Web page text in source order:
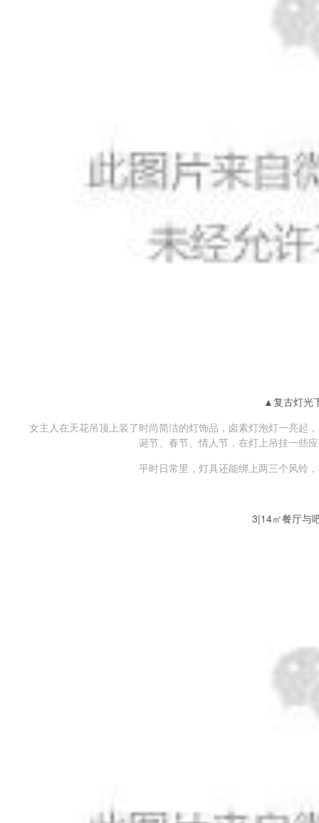
▲复古灯光
女主人在天花吊顶上装了时尚简洁的灯饰品，卤素灯泡灯一亮起
诞节、春节、情人节，在灯上吊挂一些
平时日常里，灯具还能绑上两三个风铃
3|14㎡餐厅与